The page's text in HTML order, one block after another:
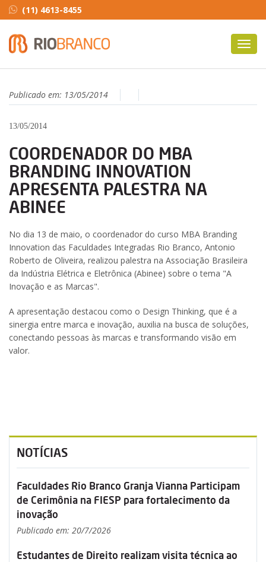
(11) 4613-8455
Publicado em: 13/05/2014
13/05/2014
COORDENADOR DO MBA
BRANDING INNOVATION
APRESENTA PALESTRA NA
ABINEE
No dia 13 de maio, o coordenador do curso MBA Branding
Innovation das Faculdades Integradas Rio Branco, Antonio
Roberto de Oliveira, realizou palestra na Associação Brasileira
da Indústria Elétrica e Eletrônica (Abinee) sobre o tema "A
Inovação e as Marcas".
A apresentação destacou como o Design Thinking, que é a
sinergia entre marca e inovação, auxilia na busca de soluções,
conectando pessoas às marcas e transformando visão em
valor.
NOTÍCIAS
Faculdades Rio Branco Granja Vianna Participam
de Cerimônia na FIESP para fortalecimento da
inovação
Publicado em: 20/7/2026
Estudantes de Direito realizam visita técnica ao